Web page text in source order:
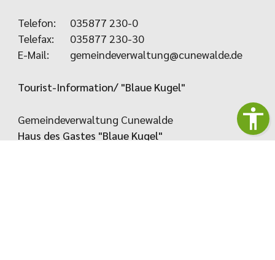
Telefon:
035877 230-0
Telefax:
035877 230-30
E-Mail:
gemeindeverwaltung@cunewalde.de
Tourist-Information/ "Blaue Kugel"
Gemeindeverwaltung Cunewalde
Haus des Gastes "Blaue Kugel"